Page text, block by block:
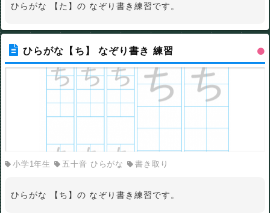
ひらがな 【た】の なぞり書き練習です。
ひらがな【ち】 なぞり書き 練習
小学1年生 五十音 ひらがな 書き取り
ひらがな 【ち】の なぞり書き練習です。